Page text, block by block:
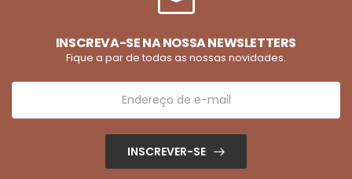
INSCREVA-SE NA NOSSA NEWSLETTERS
Fique a par de todas as nossas novidades.
INSCREVER-SE